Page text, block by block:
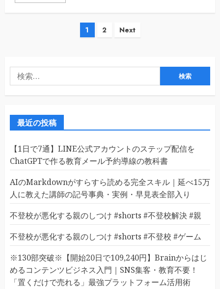
投
の
ペ
ジ
送
り
1 2 Next
索:
最近の投稿
【1日で7通】LINE公式アカウントのステップ配信を
ChatGPTで作る教育メール予約導線の教科書
AIのMarkdownがすらすら読める完全スキル｜延べ15万
人に教えた講師の記号事典・実例・早見表全部入り
不登校が悪化する親のしつけ #shorts #不登校解決 #親
不登校が悪化する親のしつけ #shorts #不登校 #ゲーム
※130部突破※【開始20日で109,240円】Brainからはじ
めるコンテンツビジネス入門｜SNS集客・教育不要！
「置くだけで売れる」最強プラットフォーム活用術